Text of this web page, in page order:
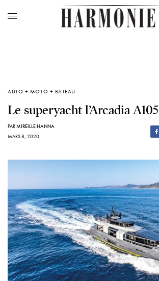
AUTO + MOTO + BATEAU
Le superyacht l’Arcadia A105
PARMIREILLE HANNA
MARS 8, 2020